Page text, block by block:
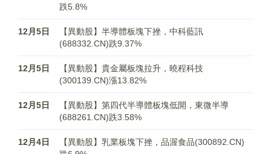
跌5.8%
12月5日
【異動股】半導體板塊下挫，中科藍訊
(688332.CN)跌9.37%
12月5日
【異動股】貴金屬板塊拉升，曉程科技
(300139.CN)漲13.82%
12月5日
【異動股】第四代半導體板塊低開，東微半導
(688261.CN)跌3.58%
12月4日
【異動股】乳業板塊下挫，品渥食品(300892.CN)